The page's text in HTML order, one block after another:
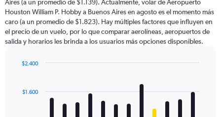
chart
has
1
Y
axis
values.
to
Aires (a un promedio de $1.139). Actualmente, volar de Aeropuerto
Houston William P. Hobby a Buenos Aires en agosto es el momento más
caro (a un promedio de $1.823). Hay múltiples factores que influyen en
el precio de un vuelo, por lo que comparar aerolíneas, aeropuertos de
salida y horarios les brinda a los usuarios más opciones disponibles.
with
12
$1.600
$2.400